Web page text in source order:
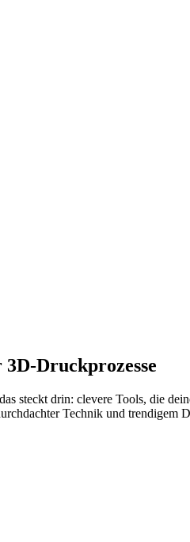
Druckprozesse
steckt drin: clevere Tools, die
Technik und trendigem